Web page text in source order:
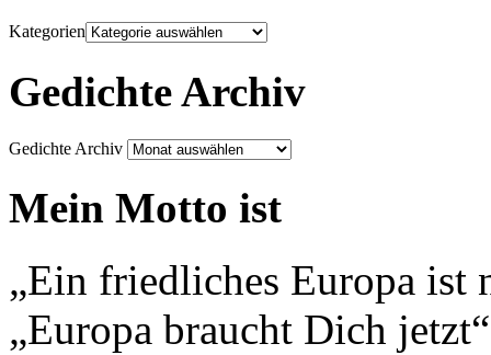
Kategorien
Gedichte Archiv
Gedichte Archiv
Mein Motto ist
„Ein friedliches Europa ist
„Europa braucht Dich jetzt“